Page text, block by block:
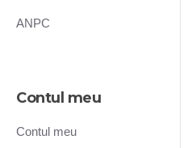
ANPC
Contul meu
Contul meu